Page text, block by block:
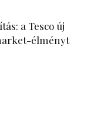
a Tesco új
élményt